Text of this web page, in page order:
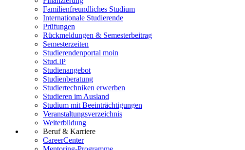
Familienfreundliches Studium
Internationale Studierende
Prüfungen
Rückmeldungen & Semesterbeitrag
Semesterzeiten
Studierendenportal moin
Stud.IP
Studienangebot
Studienberatung
Studiertechniken erwerben
Studieren im Ausland
Studium mit Beeinträchtigungen
Veranstaltungsverzeichnis
Weiterbildung
Beruf & Karriere
CareerCenter